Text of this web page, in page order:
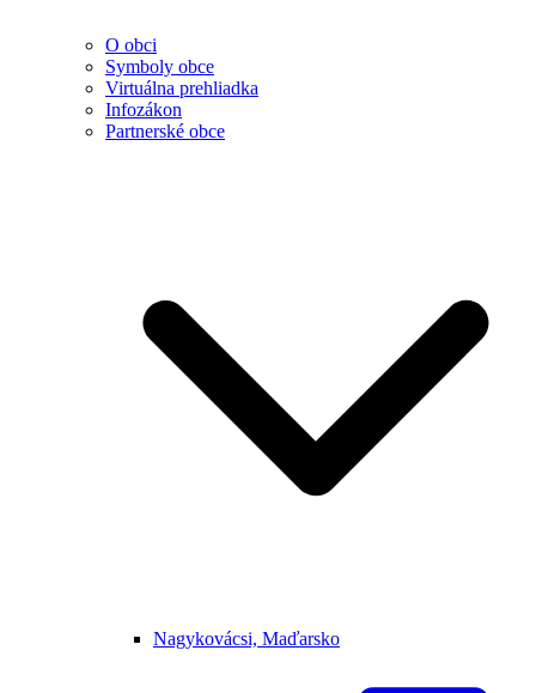
O obci
Symboly obce
Virtuálna prehliadka
Infozákon
Partnerské obce
Nagykovácsi, Maďarsko